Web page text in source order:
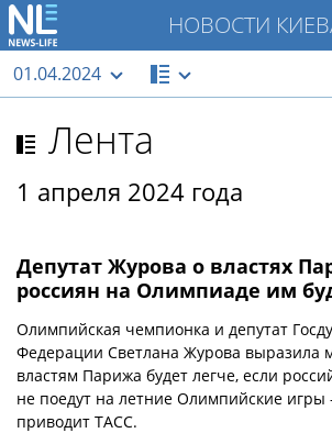
НОВОСТИ
01.04.2024
Лента
1 апреля 2024 года
Депутат Журова о властях
россиян на Олимпиаде им
Олимпийская чемпионка и депутат
Федерации Светлана Журова выразила
властям Парижа будет легче, если
не поедут на летние Олимпийские игры
приводит ТАСС.